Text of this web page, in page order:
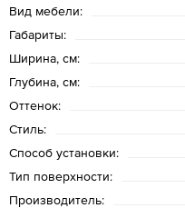
Вид мебели:
Габариты:
Ширина, см:
Глубина, см:
Оттенок:
Стиль:
Способ установки:
Тип поверхности:
Производитель: